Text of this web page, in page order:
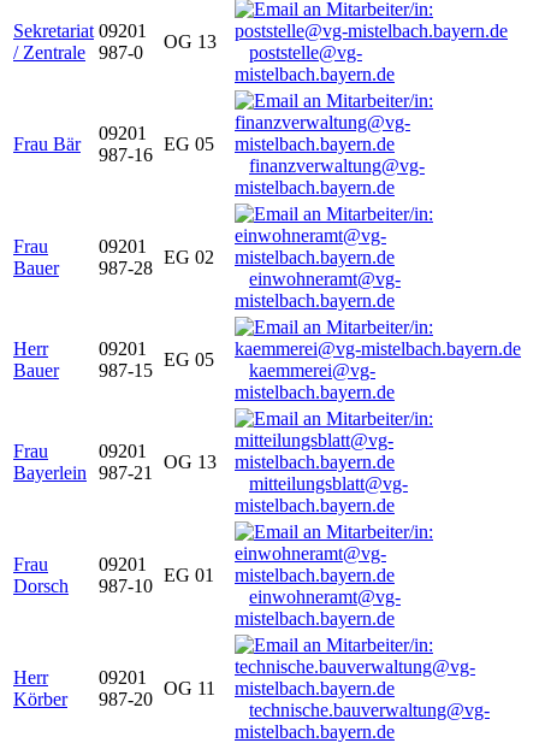
Sekretariat
/ Zentrale
09201
987-0
OG 13
poststelle@vg-
mistelbach.bayern.de
Frau Bär
09201
987-16
EG 05
finanzverwaltung@vg-
mistelbach.bayern.de
Frau
Bauer
09201
987-28
EG 02
einwohneramt@vg-
mistelbach.bayern.de
Herr
Bauer
09201
987-15
EG 05
kaemmerei@vg-
mistelbach.bayern.de
Frau
Bayerlein
09201
987-21
OG 13
mitteilungsblatt@vg-
mistelbach.bayern.de
Frau
Dorsch
09201
987-10
EG 01
einwohneramt@vg-
mistelbach.bayern.de
Herr
Körber
09201
987-20
OG 11
technische.bauverwaltung@vg-
mistelbach.bayern.de